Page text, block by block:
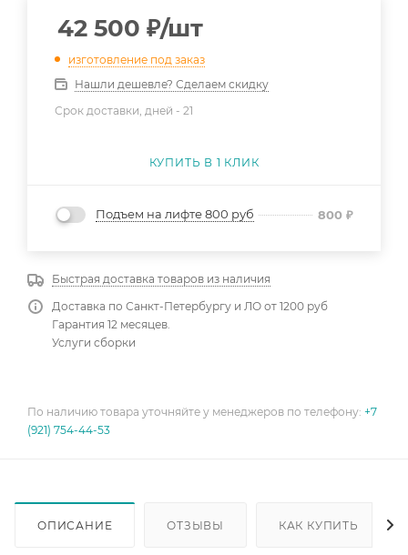
42 500 ₽/шт
изготовление под заказ
Нашли дешевле? Сделаем скидку
Срок доставки, дней - 21
КУПИТЬ В 1 КЛИК
Подъем на лифте 800 руб 800 ₽
Быстрая доставка товаров из наличия
Доставка по Санкт-Петербургу и ЛО от 1200 руб
Гарантия 12 месяцев.
Услуги сборки
По наличию товара уточняйте у менеджеров по телефону: +7
(921) 754-44-53
ОПИСАНИЕ ОТЗЫВЫ КАК КУПИТЬ